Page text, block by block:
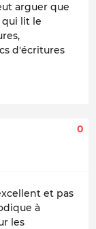
arguer que
qui lit le
d'écritures
0
et pas
à
les